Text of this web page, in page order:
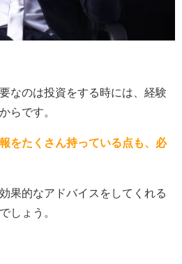
なのは投資をする時には、経験
らです。
をたくさん持っている点も、必
果的なアドバイスをしてくれる
しょう。